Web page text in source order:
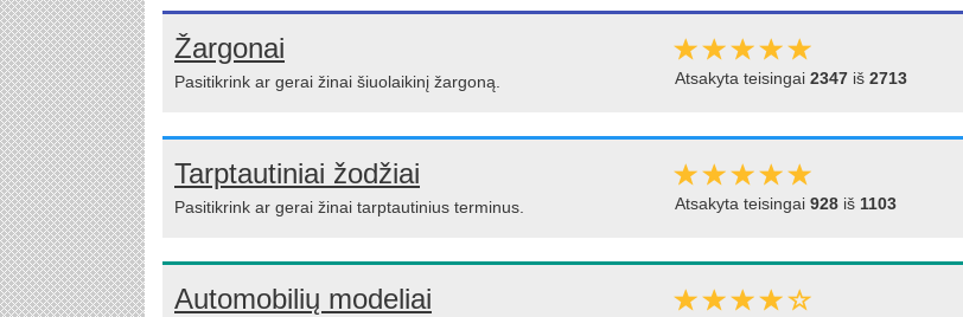
Žargonai
Pasitikrink ar gerai žinai šiuolaikinį žargoną. Atsakyta teisingai 2347 iš 2713
Tarptautiniai žodžiai
Pasitikrink ar gerai žinai tarptautinius terminus. Atsakyta teisingai 928 iš 1103
Automobilių modeliai